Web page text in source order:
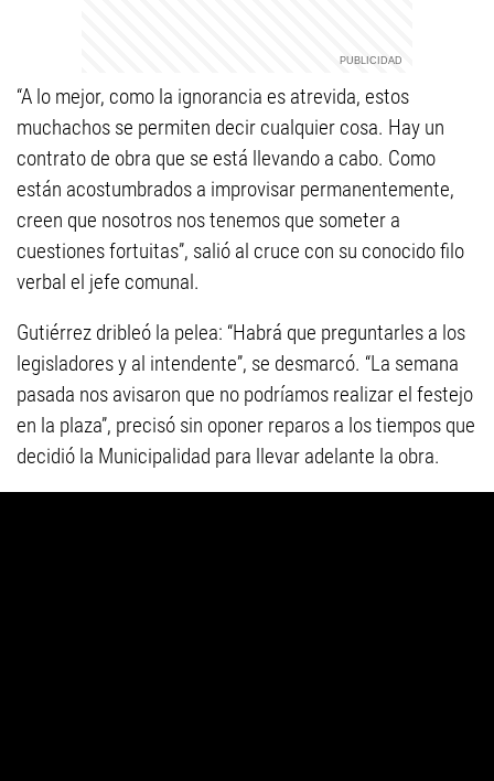
“A lo mejor, como la ignorancia es atrevida, estos
muchachos se permiten decir cualquier cosa. Hay un
contrato de obra que se está llevando a cabo. Como
están acostumbrados a improvisar permanentemente,
creen que nosotros nos tenemos que someter a
cuestiones fortuitas”, salió al cruce con su conocido filo
verbal el jefe comunal.
Gutiérrez dribleó la pelea: “Habrá que preguntarles a los
legisladores y al intendente”, se desmarcó. “La semana
pasada nos avisaron que no podríamos realizar el festejo
en la plaza”, precisó sin oponer reparos a los tiempos que
decidió la Municipalidad para llevar adelante la obra.